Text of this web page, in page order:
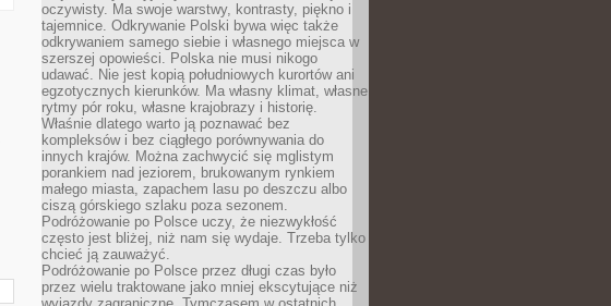
oczywisty. Ma swoje warstwy, kontrasty, piękno i
tajemnice. Odkrywanie Polski bywa więc także
odkrywaniem samego siebie i własnego miejsca w
szerszej opowieści. Polska nie musi nikogo
udawać. Nie jest kopią południowych kurortów ani
egzotycznych kierunków. Ma własny klimat, własne
rytmy pór roku, własne krajobrazy i historię.
Właśnie dlatego warto ją poznawać bez
kompleksów i bez ciągłego porównywania do
innych krajów. Można zachwycić się mglistym
porankiem nad jeziorem, brukowanym rynkiem
małego miasta, zapachem lasu po deszczu albo
ciszą górskiego szlaku poza sezonem.
Podróżowanie po Polsce uczy, że niezwykłość
często jest bliżej, niż nam się wydaje. Trzeba tylko
chcieć ją zauważyć.
Podróżowanie po Polsce przez długi czas było
przez wielu traktowane jako mniej ekscytujące niż